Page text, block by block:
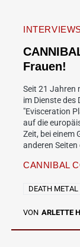
Frauen!
Seit 21 Jahren
im Dienste des
"Evisceration
auf die
Zeit, bei einem
anderen
CANNIBAL
DEATH METAL
VON ARLETTE